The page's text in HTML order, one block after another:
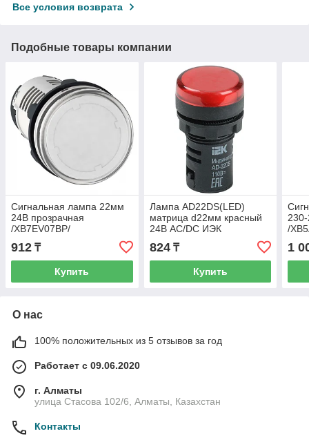
Все условия возврата
Подобные товары компании
Сигнальная лампа 22мм
24В прозрачная
/XB7EV07BP/
912 ₸
Купить
Лампа AD22DS(LED)
матрица d22мм красный
24В AC/DC ИЭК
824₸
Купить
/
1
О нас
100% положительных из 5 отзывов за год
Работает с 09.06.2020
г. Алматы
улица Стасова 102/6, Алматы, Казахстан
Контакты